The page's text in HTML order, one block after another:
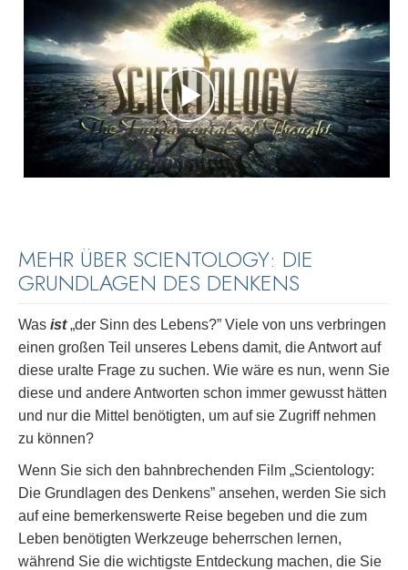
MEHR ÜBER SCIENTOLOGY: DIE
GRUNDLAGEN DES DENKENS
Was ist„der Sinn des Lebens?” Viele von uns verbringen
einen großen Teil unseres Lebens damit, die Antwort auf
diese uralte Frage zu suchen. Wie wäre es nun, wenn Sie
diese und andere Antworten schon immer gewusst hätten
und nur die Mittel benötigten, um auf sie Zugriff nehmen
zu können?
Wenn Sie sich den bahnbrechenden Film „Scientology:
Die Grundlagen des Denkens” ansehen, werden Sie sich
auf eine bemerkenswerte Reise begeben und die zum
Leben benötigten Werkzeuge beherrschen lernen,
während Sie die wichtigste Entdeckung machen, die Sie